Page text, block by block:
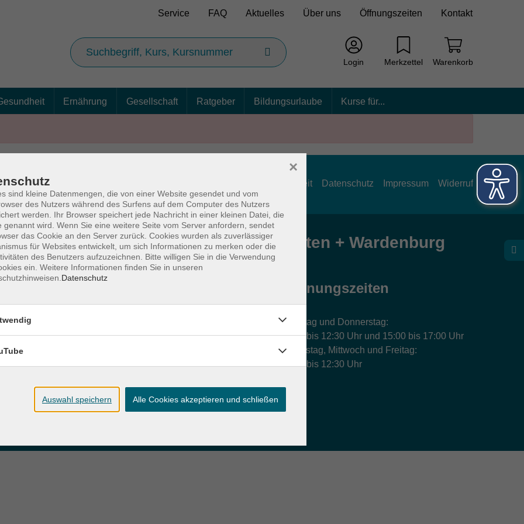
Service FAQ Aktuelles Über uns Öffnungszeiten Kontakt
Login Merkzettel Warenkorb
Ernährung Gesellschaft Ratgeber Bildungsurlaube Kurse für...
Barrierefreiheit Datenschutz Impressum Widerruf
und Donnerstag:
Volkshochschule Hatten + Wardenburg
26203 Wardenburg
Öffnungszeiten
Montag und Donnerstag:
9:00 bis 12:30 Uhr und 15:00 bis 17:00 Uhr
Dienstag, Mittwoch und Freitag:
9:00 bis 12:30 Uhr
sind kleine Datenmengen, die von einer Website gesendet und vom
des Nutzers während des Surfens auf dem Computer des Nutzers
werden. Ihr Browser speichert jede Nachricht in einer kleinen Datei, die
genannt wird. Wenn Sie eine weitere Seite vom Server anfordern, sendet
das Cookie an den Server zurück. Cookies wurden als zuverlässiger
für Websites entwickelt, um sich Informationen zu merken oder die
des Benutzers aufzuzeichnen. Bitte willigen Sie in die Verwendung
ein. Weitere Informationen finden Sie in unseren
Datenschutz
×
Auswahl speichern Alle Cookies akzeptieren und schließen